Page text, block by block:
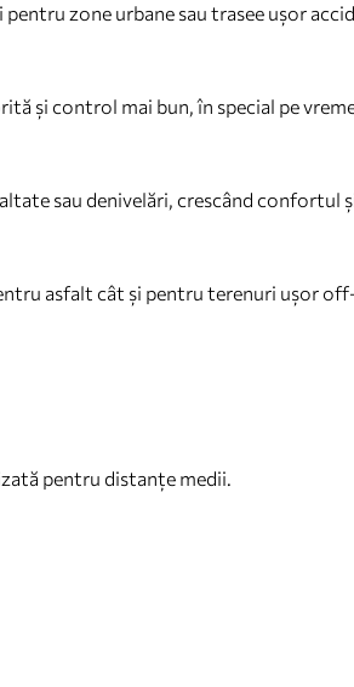
zone urbane sau trasee ușor
și control mai bun, în special pe
sau denivelări, crescând confortul
asfalt cât și pentru terenuri ușor
pentru distanțe medii.